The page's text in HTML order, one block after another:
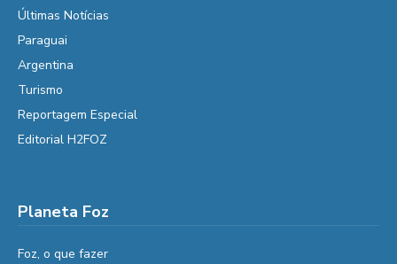
Últimas Notícias
Paraguai
Argentina
Turismo
Reportagem Especial
Editorial H2FOZ
Planeta Foz
Foz, o que fazer